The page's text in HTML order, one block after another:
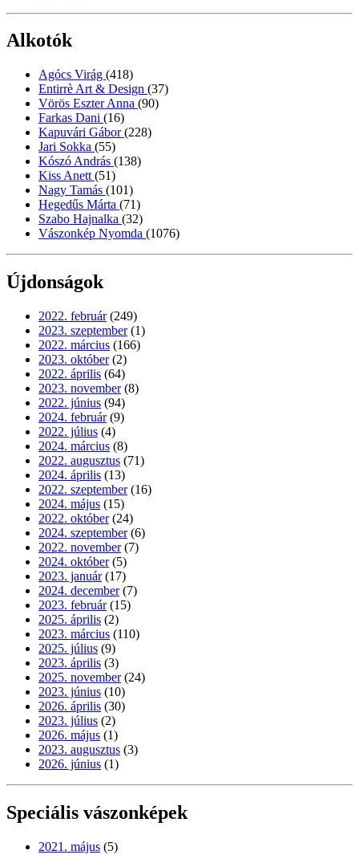
Alkotók
Agócs Virág (418)
Entirrè Art & Design (37)
Vörös Eszter Anna (90)
Farkas Dani (16)
Kapuvári Gábor(228)
Jari Sokka (55)
Kószó András (138)
Kiss Anett (51)
Nagy Tamás (101)
Hegedűs Márta (71)
Szabo Hajnalka (32)
Vászonkép Nyomda (1076)
Újdonságok
2022. február (249)
2023. szeptember (1)
2022. március (166)
2023. október (2)
2022. április (64)
2023. november (8)
2022. június (94)
2024. február (9)
2022. július (4)
2024. március (8)
2022. augusztus (71)
2024. április (13)
2022. szeptember (16)
2024. május (15)
2022. október (24)
2024. szeptember (6)
2022. november (7)
2024. október (5)
2023. január (17)
2024. december (7)
2023. február (15)
2025. április (2)
2023. március (110)
2025. július (9)
2023. április (3)
2025. november (24)
2023. június (10)
2026. április (30)
2023. július (2)
2026. május (1)
2023. augusztus (3)
2026. június (1)
Speciális vászonképek
2021. május (5)